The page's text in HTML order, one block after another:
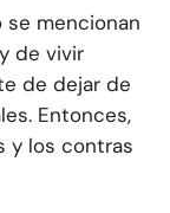
se mencionan
de vivir
de dejar de
Entonces,
y los contras